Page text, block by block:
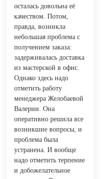
осталась довольна её
качеством. Потом,
правда, возникла
небольшая проблема с
получением заказа:
задерживалась доставка
из мастерской в офис.
Однако здесь надо
отметить работу
менеджера Желобаевой
Валерии. Она
оперативно решила все
возникшие вопросы, и
проблема была
устранена. И вообще
надо отметить терпение
и добожелательное